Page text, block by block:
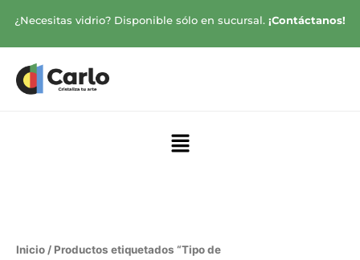
contenido
¿Necesitas vidrio? Disponible sólo en sucursal. ¡Contáctanos!
Menú
Inicio/ Productos etiquetados “Tipo de